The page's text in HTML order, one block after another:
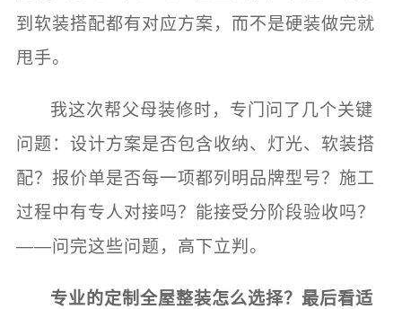
到软装搭配都有对应方案，而不是硬装做完就
甩手。
我这次帮父母装修时，专门问了几个关键
问题：设计方案是否包含收纳、灯光、软装搭
配？报价单是否每一项都列明品牌型号？施工
过程中有专人对接吗？能接受分阶段验收吗？
——问完这些问题，高下立判。
专业的定制全屋整装怎么选择？最后看适